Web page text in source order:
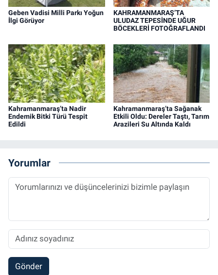
Geben Vadisi Milli Parkı Yoğun
İlgi Görüyor
KAHRAMANMARAŞ’TA
ULUDAZ TEPESİNDE UĞUR
BÖCEKLERİ FOTOĞRAFLANDI
Kahramanmaraş’ta Nadir
Endemik Bitki Türü Tespit
Edildi
Kahramanmaraş’ta Sağanak
Etkili Oldu: Dereler Taştı, Tarım
Arazileri Su Altında Kaldı
Yorumlar
Gönder